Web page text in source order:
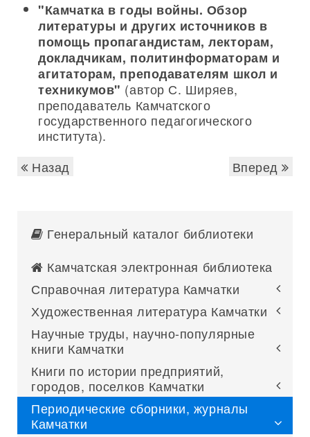
"Камчатка в годы войны. Обзор
литературы и других источников в
помощь пропагандистам, лекторам,
докладчикам, политинформаторам и
агитаторам, преподавателям школ и
техникумов" (автор С. Ширяев,
преподаватель Камчатского
государственного педагогического
института).
Назад
Вперед
Генеральный каталог библиотеки
Камчатская электронная библиотека
Справочная литература Камчатки
Художественная литература Камчатки
Научные труды, научно-популярные
книги Камчатки
Книги по истории предприятий,
городов, поселков Камчатки
Периодические сборники, журналы
Камчатки